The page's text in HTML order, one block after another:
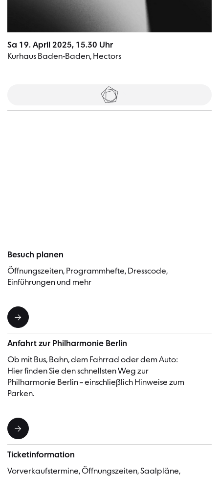
Sa 19. April 2025, 15.30 Uhr
Kurhaus Baden-Baden, Hectors
Tickets
Besuch planen
Öffnungszeiten, Programmhefte, Dresscode,
Einführungen und mehr
Anfahrt zur Philharmonie Berlin
Ob mit Bus, Bahn, dem Fahrrad oder dem Auto:
Hier finden Sie den schnellsten Weg zur
Philharmonie Berlin – einschließlich Hinweise zum
Parken.
Ticketinformation
Vorverkaufstermine, Öffnungszeiten, Saalpläne,